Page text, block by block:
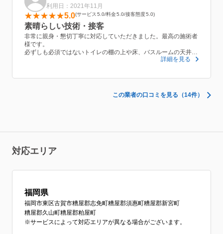
利用日：2021年11月
5.0 サービス 5.0 料金5.0 接客態度5.0
素晴らしい技術・接客
非常に親身・懇切丁寧に対応していただきました。最高の施術者
様です。
必ずしも必須ではないトイレの棚の上や床、バスルームの天井、
ドアの外側なども、サービスで綺麗に磨いていただきました。
これ以上のサービス、業者様はあるのか、というほどのクオリテ
詳細を見る
この業者の口コミを見る（14件）
対応エリア
福岡県
福岡市東区古賀市糟屋郡志免町糟屋郡須惠町糟屋郡新宮町
糟屋郡久山町糟屋郡粕屋町
※サービスによって対応エリアが異なる場合がございます。